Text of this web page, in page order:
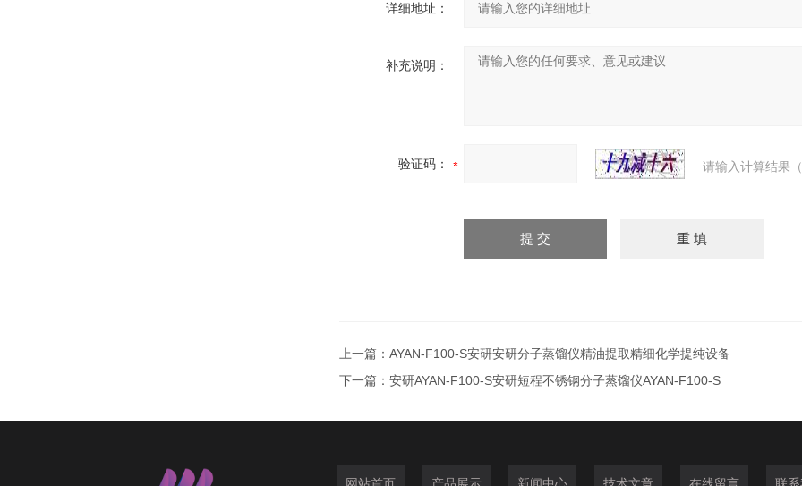
详细地址：
补充说明：
验证码： 请输入计算结果
上一篇： AYAN-F100-S安研安研分子蒸馏仪精油提取精细化学提纯设备
下一篇： 安研AYAN-F100-S安研短程不锈钢分子蒸馏仪AYAN-F100-S